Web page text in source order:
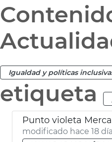
Igualdad y políticas
etiqueta
Punto violeta
modificado hace 18